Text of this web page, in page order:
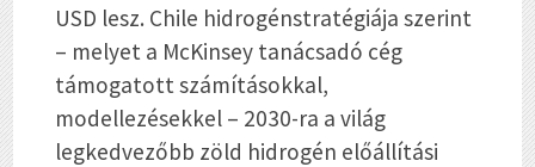
USD lesz. Chile hidrogénstratégiája szerint
– melyet a McKinsey tanácsadó cég
támogatott számításokkal,
modellezésekkel – 2030-ra a világ
legkedvezőbb zöld hidrogén előállítási